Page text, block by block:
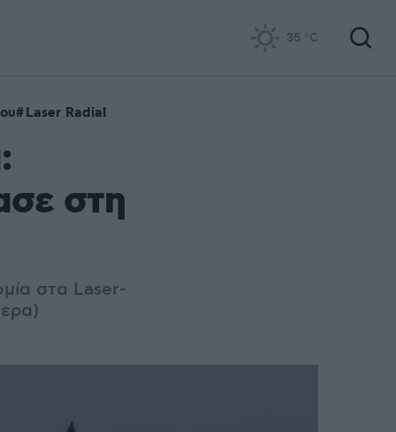
35 °C
Laser Radial
στη
στα Laser-